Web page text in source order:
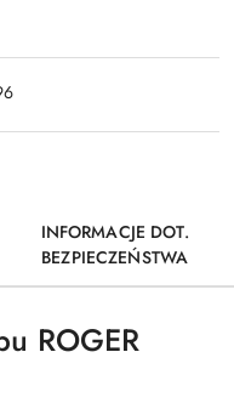
INFORMACJE DOT.
BEZPIECZEŃSTWA
ROGER